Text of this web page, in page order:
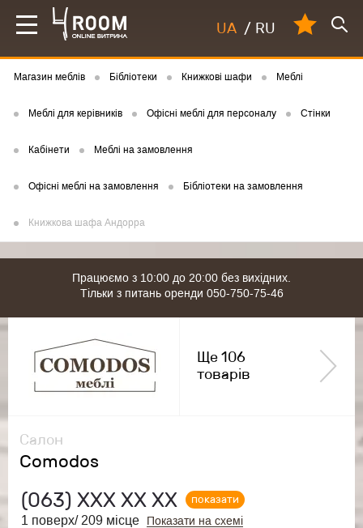
UA / RU
Магазин меблів Бібліотеки Книжкові шафи Меблі
Меблі для керівників Офісні меблі для персоналу Стінки
Кабінети Меблі на замовлення
Офісні меблі на замовлення Бібліотеки на замовлення
Книжкова шафа Андорра
Працюємо з 10:00 до 20:00 без вихідних.
Тільки з питань оренди 050-750-75-46
Салон
Comodos
(063) ХХХ ХХ ХХ
показати
1 поверх/ 209 місце
Показати на схемі
Ще 106
товарів